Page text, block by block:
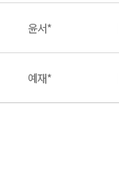
윤서*
예재*